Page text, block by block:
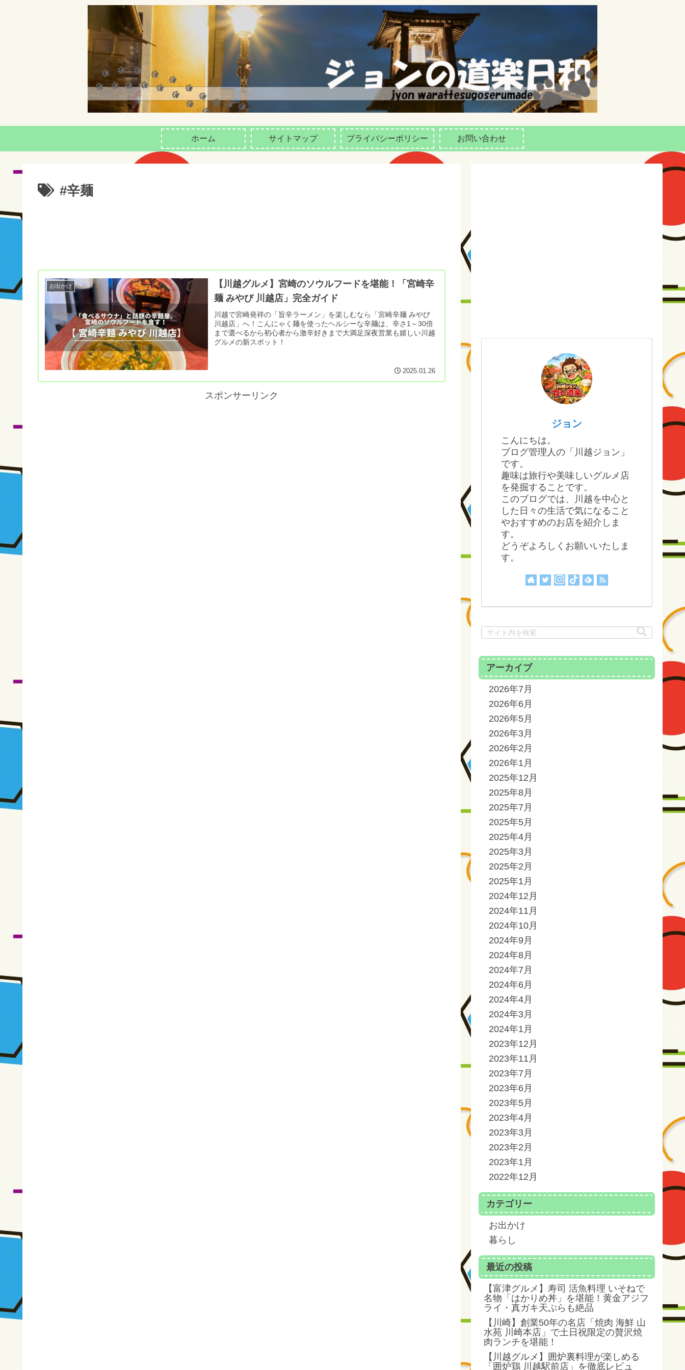
ホーム サイトマップ プライバシーポリシー お問い合わせ
#辛麺
お出かけ
【川越グルメ】宮崎のソウルフードを堪能！「宮崎辛
麺 みやび 川越店」完全ガイド
川越で宮崎発祥の「旨辛ラーメン」を楽しむなら「宮崎辛麺 みやび
川越店」へ！こんにゃく麺を使ったヘルシーな辛麺は、辛さ1～30倍
まで選べるから初心者から激辛好きまで大満足深夜営業も嬉しい川越
グルメの新スポット！
2025.01.26
スポンサーリンク
ジョン
こんにちは。
ブログ管理人の「川越ジョン」
です。
趣味は旅行や美味しいグルメ店
を発掘することです。
このブログでは、川越を中心と
した日々の生活で気になること
やおすすめのお店を紹介しま
す。
どうぞよろしくお願いいたしま
す。
アーカイブ
2026年7月
2026年6月
2026年5月
2026年3月
2026年2月
2026年1月
2025年12月
2025年8月
2025年7月
2025年5月
2025年4月
2025年3月
2025年2月
2025年1月
2024年12月
2024年11月
2024年10月
2024年9月
2024年8月
2024年7月
2024年6月
2024年4月
2024年3月
2024年1月
2023年12月
2023年11月
2023年7月
2023年6月
2023年5月
2023年4月
2023年3月
2023年2月
2023年1月
2022年12月
カテゴリー
お出かけ
暮らし
最近の投稿
【富津グルメ】寿司 活魚料理 いそねで
名物「はかりめ丼」を堪能！黄金アジフ
ライ・真ガキ天ぷらも絶品
【川崎】創業50年の名店「焼肉 海鮮 山
水苑 川崎本店」で土日祝限定の贅沢焼
肉ランチを堪能！
【川越グルメ】囲炉裏料理が楽しめる
「囲炉鶏 川越駅前店」を徹底レビュ